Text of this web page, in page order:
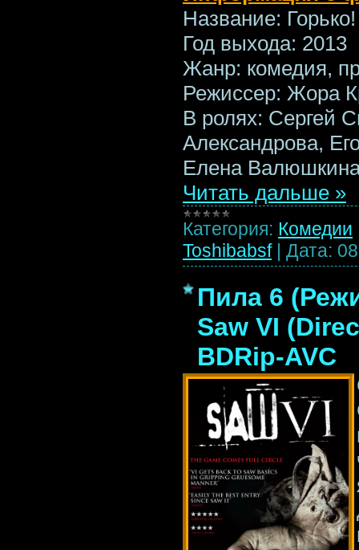
Название: Горько!
Год выхода: 2013
Жанр: комедия,
Режиссер: Жора
В ролях: Сергей
Александрова,
Елена
Читать дальше »
Категория: Комедии
Toshibabsf | Дата:
Пила 6
Saw VI
BDRip-AVC